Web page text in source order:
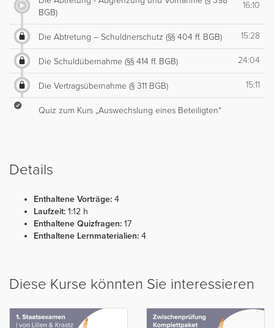
BGB)
16:10
Die Abtretung – Schuldnerschutz (§§ 404 ff. BGB) 15:28
Die Schuldübernahme (§§ 414 ff. BGB) 24:04
Die Vertragsübernahme (§ 311 BGB) 15:11
Quiz zum Kurs „Auswechslung eines Beteiligten“
Details
Enthaltene Vorträge: 4
Laufzeit: 1:12 h
Enthaltene Quizfragen: 17
Enthaltene Lernmaterialien: 4
Diese Kurse könnten Sie interessieren